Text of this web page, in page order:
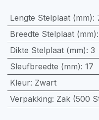
Lengte Stelplaat (mm):
Breedte Stelplaat (mm):
Dikte Stelplaat (mm): 3
Sleufbreedte (mm): 17
Kleur: Zwart
Verpakking: Zak (500